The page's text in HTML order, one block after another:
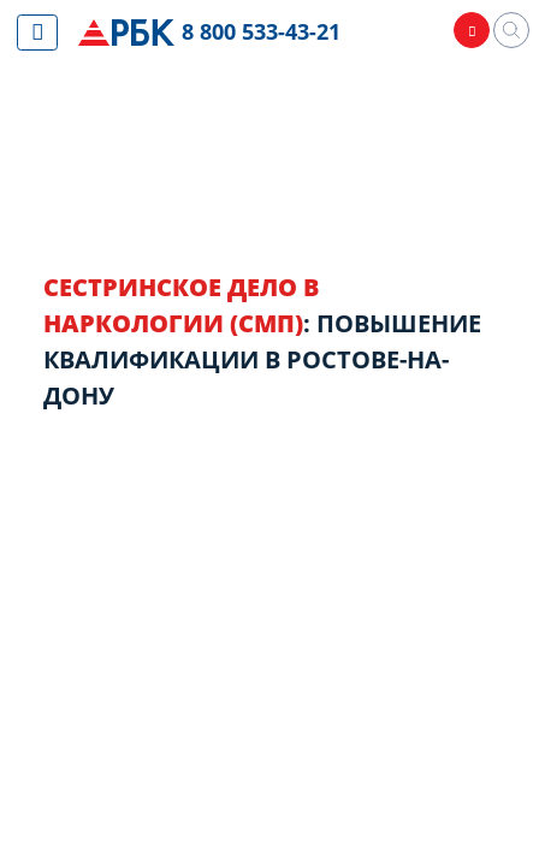
СЕСТРИНСКОЕ ДЕЛО В
НАРКОЛОГИИ (СМП): ПОВЫШЕНИЕ
КВАЛИФИКАЦИИ В РОСТОВЕ-НА-
ДОНУ
8 800 533-43-21